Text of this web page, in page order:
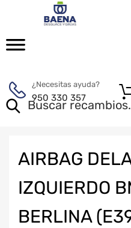
¿Necesitas ayuda?
950 330 357
AIRBAG
IZQUIERDO
BERLINA